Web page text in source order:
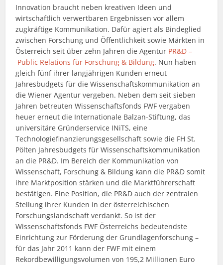
Innovation braucht neben kreativen Ideen und
wirtschaftlich verwertbaren Ergebnissen vor allem
zugkräftige Kommunikation. Dafür agiert als Bindeglied
zwischen Forschung und Öffentlichkeit sowie Märkten in
Österreich seit über zehn Jahren die Agentur PR&D –
Public Relations für Forschung & Bildung. Nun haben
gleich fünf ihrer langjährigen Kunden erneut
Jahresbudgets für die Wissenschaftskommunikation an
die Wiener Agentur vergeben. Neben dem seit sieben
Jahren betreuten Wissenschaftsfonds FWF vergaben
heuer erneut die Internationale Balzan-Stiftung, das
universitäre Gründerservice INiTS, eine
Technologiefinanzierungsgesellschaft sowie die FH St.
Pölten Jahresbudgets für Wissenschaftskommunikation
an die PR&D. Im Bereich der Kommunikation von
Wissenschaft, Forschung & Bildung kann die PR&D somit
ihre Marktposition stärken und die Marktführerschaft
bestätigen. Eine Position, die PR&D auch der zentralen
Stellung ihrer Kunden in der österreichischen
Forschungslandschaft verdankt. So ist der
Wissenschaftsfonds FWF Österreichs bedeutendste
Einrichtung zur Förderung der Grundlagenforschung –
für das Jahr 2011 kann der FWF mit einem
Rekordbewilligungsvolumen von 195,2 Millionen Euro